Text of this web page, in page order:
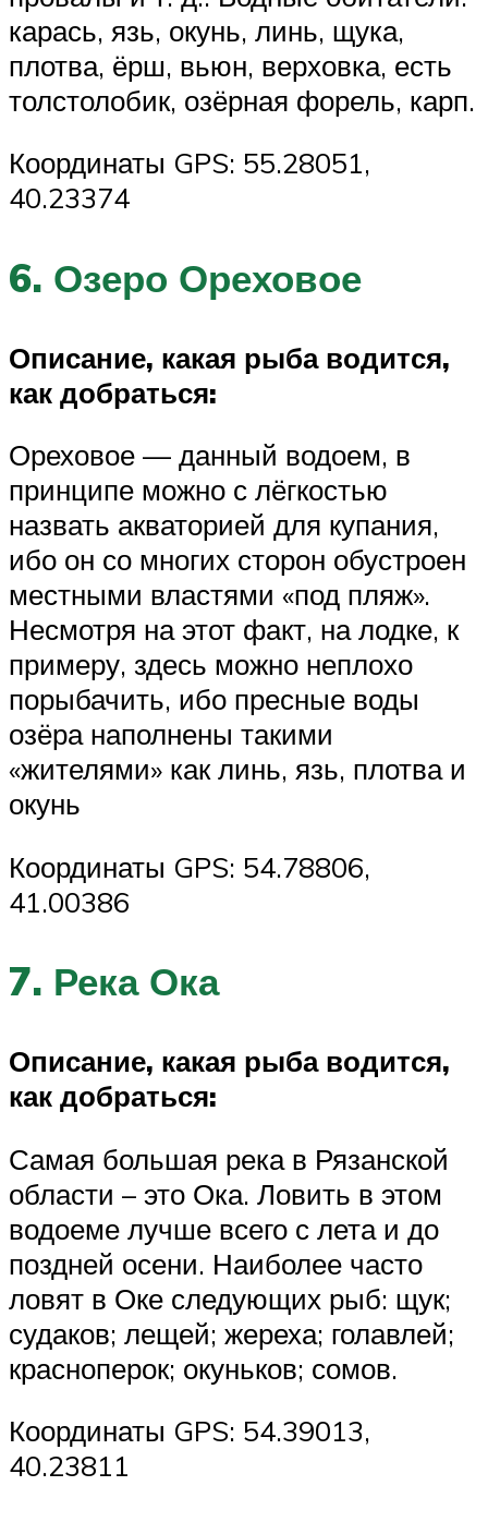
карась, язь, окунь, линь, щука,
плотва, ёрш, вьюн, верховка, есть
толстолобик, озёрная форель, карп.
Координаты GPS: 55.28051,
40.23374
6. Озеро Ореховое
Описание, какая рыба водится,
как добраться:
Ореховое — данный водоем, в
принципе можно с лёгкостью
назвать акваторией для купания,
ибо он со многих сторон обустроен
местными властями «под пляж».
Несмотря на этот факт, на лодке, к
примеру, здесь можно неплохо
порыбачить, ибо пресные воды
озёра наполнены такими
«жителями» как линь, язь, плотва и
окунь
Координаты GPS: 54.78806,
41.00386
7. Река Ока
Описание, какая рыба водится,
как добраться:
Самая большая река в Рязанской
области – это Ока. Ловить в этом
водоеме лучше всего с лета и до
поздней осени. Наиболее часто
ловят в Оке следующих рыб: щук;
судаков; лещей; жереха; голавлей;
красноперок; окуньков; сомов.
Координаты GPS: 54.39013,
40.23811